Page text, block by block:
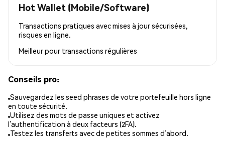
Hot Wallet (Mobile/Software)
Transactions pratiques avec mises à jour sécurisées,
risques en ligne.
Meilleur pour transactions régulières
Conseils pro:
Sauvegardez les seed phrases de votre portefeuille hors ligne
en toute sécurité.
Utilisez des mots de passe uniques et activez
l’authentification à deux facteurs (2FA).
Testez les transferts avec de petites sommes d’abord.